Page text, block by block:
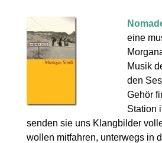
eine
Musik
den
Gehör
Station
senden sie uns Klangbilder
wollen mitfahren, unterwegs in